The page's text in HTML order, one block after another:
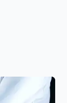
有收錄，同